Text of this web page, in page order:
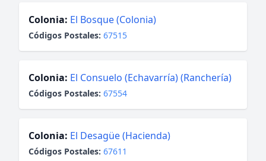
Colonia: El Bosque (Colonia)
Códigos Postales: 67515
Colonia: El Consuelo (Echavarría) (Ranchería)
Códigos Postales: 67554
Colonia: El Desagüe (Hacienda)
Códigos Postales: 67611